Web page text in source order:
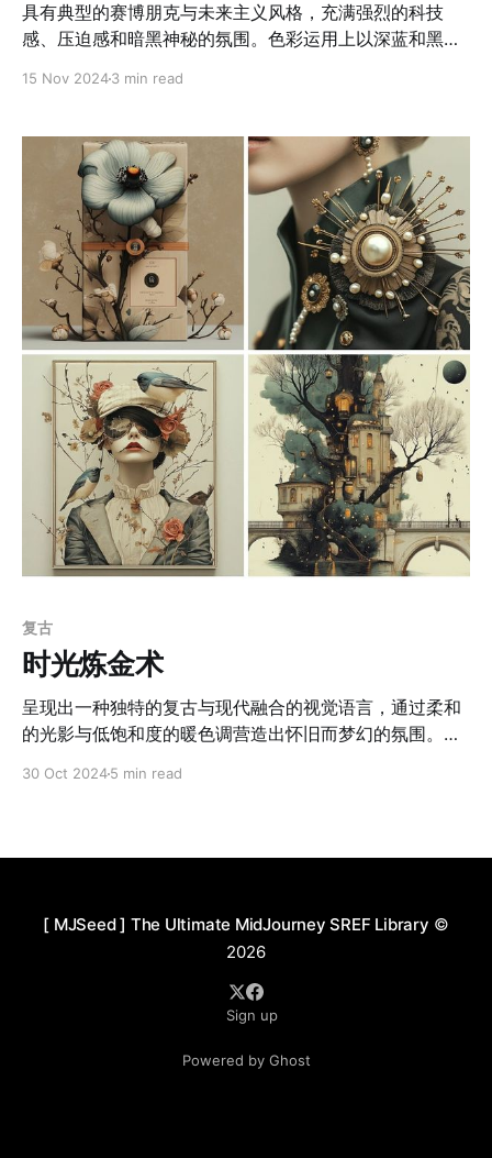
具有典型的赛博朋克与未来主义风格，充满强烈的科技
感、压迫感和暗黑神秘的氛围。色彩运用上以深蓝和黑色
感的冷硬材质，使得冷漠与压抑感更加鲜明。构图设计中
采用动态透视与层次感丰富的布局，增强了画面的纵深感
和空间感，使建筑、角色和载具在画面中显得宏大而震
撼，同时也为画面注入了强烈的动作感和战斗气息。画面
细节刻画精致，战舰等未来科技元素，以细腻的笔触展现
出高度的机械细节和真实的金属质感。 应用场景： * 科幻
影视概念设计：可用于未来城市、机械战斗场景、宇宙飞
船内部等场景的概念设计，适合反乌托邦、未来战争等题
材。 * 游戏美术设计：特别适合赛博朋克、未来战争类游
戏的场景设定与角色设计，能为游戏带来强烈的代入感与
视觉冲击。 * 科幻插画与封面设计：这种风格的画作在科
幻小说封面、杂志插画上具有强大的视觉吸引力，适合用
于吸引科幻读者或未来科技爱好者。 * 周边艺术品与宣传
海报：这种风格也适合用于科幻题材的艺术海报、周边收
藏品中，具有很高的观
15 Nov 20243 min read
复古
时光炼金术
呈现出一种独特的复古与现代融合的视觉语言，通过柔和
的光影与低饱和度的暖色调营造出怀旧而梦幻的氛围。人
然背景还是带有收藏家气息的室内空间，都在突出人物主
体的同时增强了画面的故事性和意境。构图以中心布局为
人寻味之处。整体艺术风格结合了传统绘画、数字插画与
超现实主义的特点，细腻的纹理和叙事性的象征元素让作
品兼具艺术性与情感深度，适合用于高端插画设计、概念
30 Oct 20245 min read
[ MJSeed ] The Ultimate MidJourney SREF Library ©
2026
Sign up
Powered by Ghost